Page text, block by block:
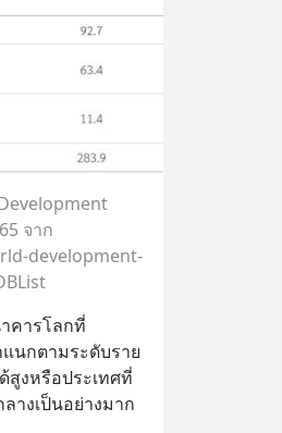
จาก
development-
คารโลกที่
นกตามระดับราย
สูงหรือประเทศที่
างเป็นอย่างมาก